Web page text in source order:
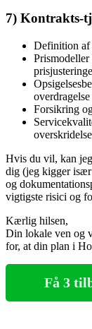
7)
Definition af
Forsikring
Hvis du vil, kan
dig (jeg kigger især
og
vigtigste risici og
Kærlig hilsen,
Din lokale ven og
for, at din plan i
Få 3